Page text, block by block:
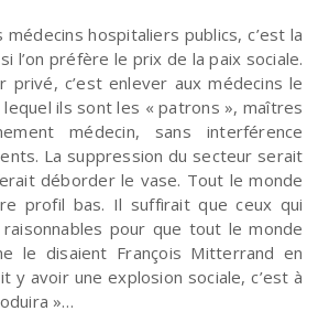
hospitaliers publics, c’est la
l’on préfère le prix de la paix sociale.
privé, c’est enlever aux médecins le
ils sont les « patrons », maîtres
médecin, sans interférence
La suppression du secteur serait
déborder le vase. Tout le monde
profil bas. Il suffirait que ceux qui
pour que tout le monde
le disaient François Mitterrand en
y avoir une explosion sociale, c’est à
»…